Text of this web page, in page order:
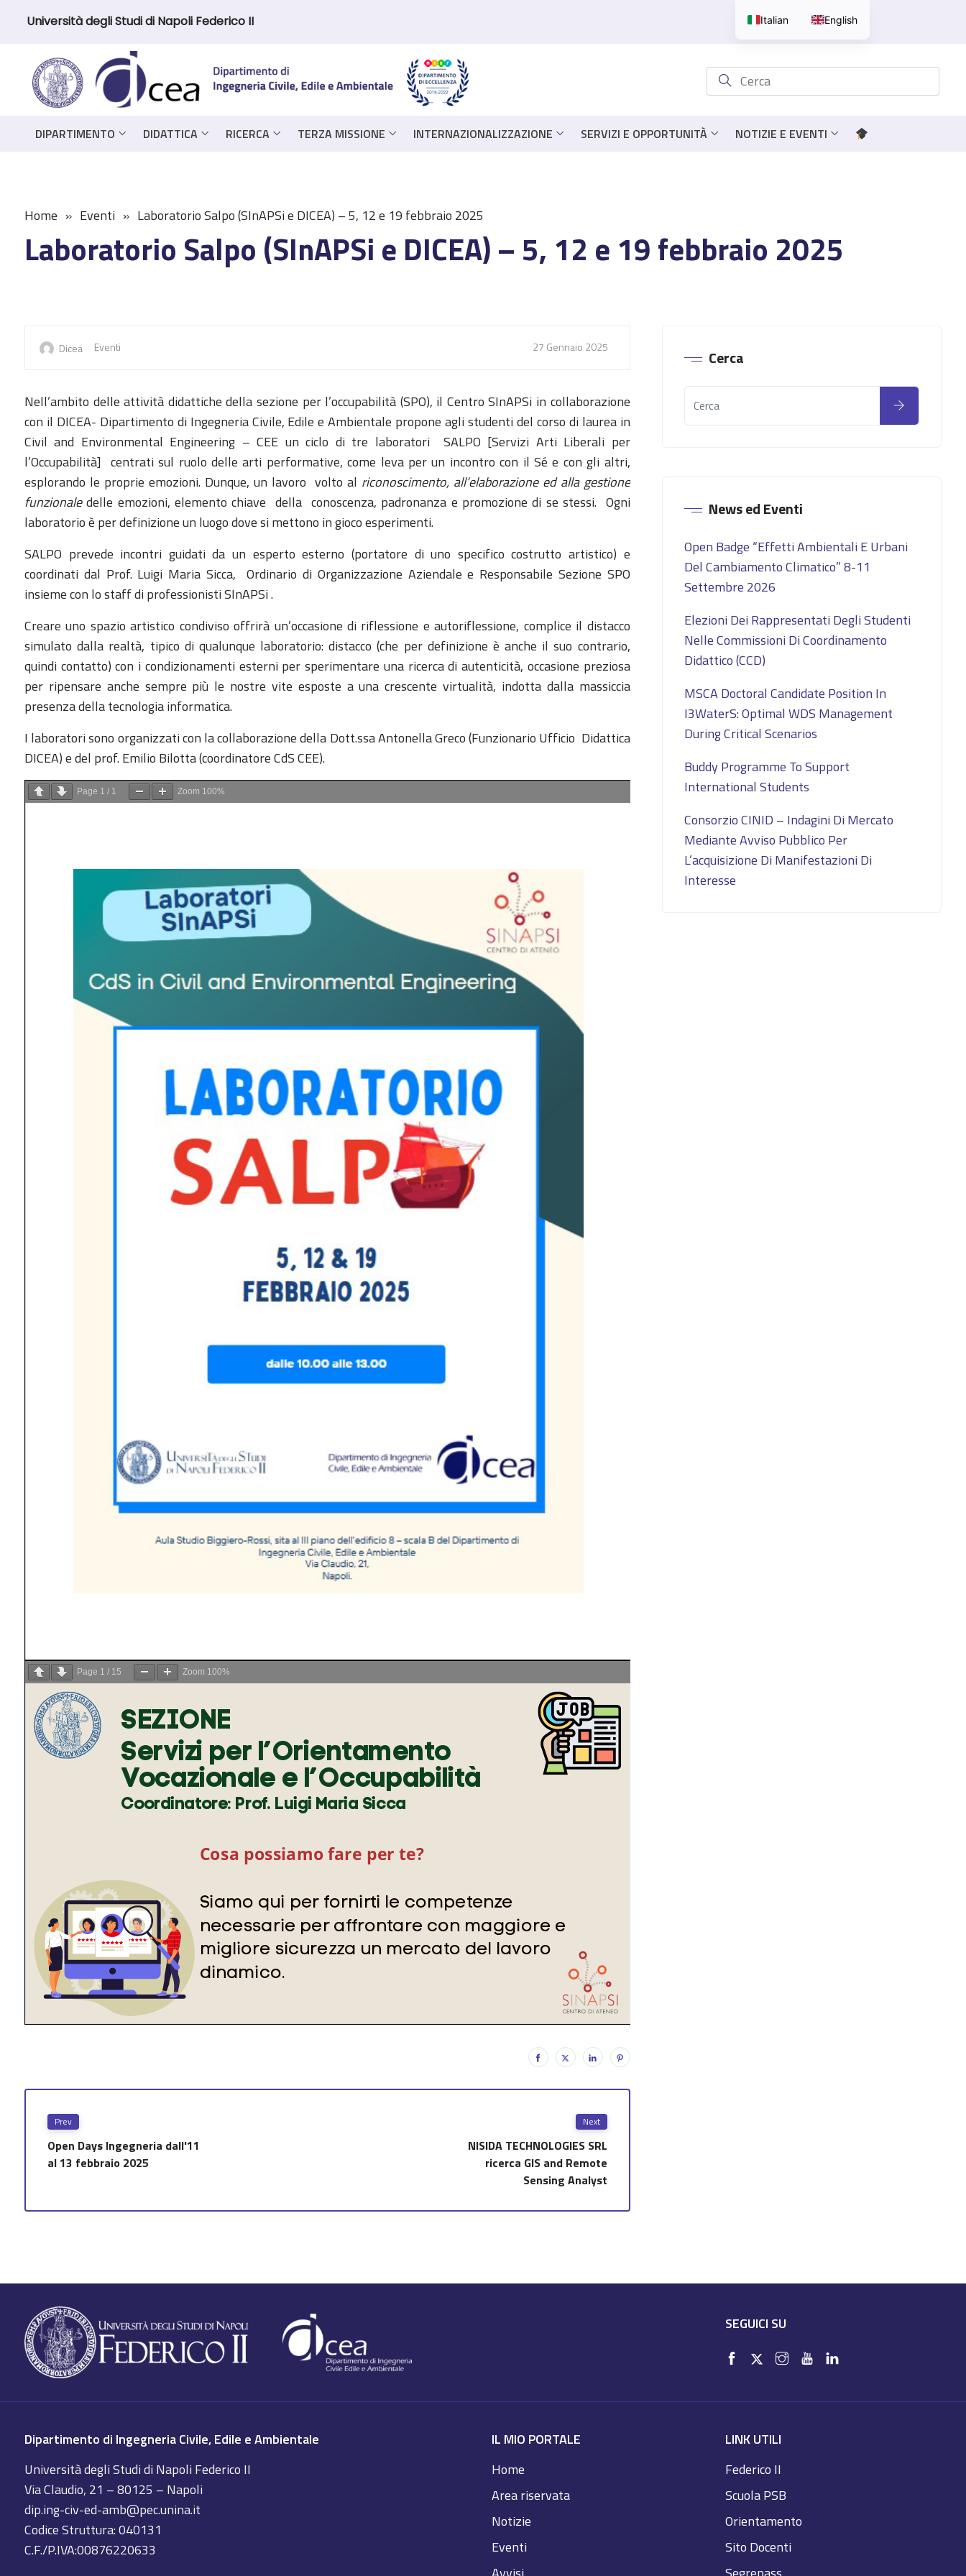
Università degli Studi di Napoli Federico II
DIPARTIMENTO DIDATTICA RICERCA TERZA MISSIONE INTERNAZIONALIZZAZIONE SERVIZI E OPPORTUNITÀ NOTIZIE E EVENTI
Home Eventi Laboratorio Salpo (SInAPSi e DICEA) – 5, 12 e 19 febbraio 2025
Laboratorio Salpo (SInAPSi e DICEA) – 5, 12 e 19 febbraio 2025
Dicea Eventi 27 Gennaio 2025
Nell’ambito delle attività didattiche della sezione per l’occupabilità (SPO), il Centro SInAPSi in collaborazione
con il DICEA- Dipartimento di Ingegneria Civile, Edile e Ambientale propone agli studenti del corso di laurea in
Civil and Environmental Engineering – CEE un ciclo di tre laboratori SALPO [Servizi Arti Liberali per
l’Occupabilità] centrati sul ruolo delle arti performative, come leva per un incontro con il Sé e con gli altri,
esplorando le proprie emozioni. Dunque, un lavoro volto al riconoscimento, all’elaborazione ed alla gestione
funzionaledelle emozioni, elemento chiave della conoscenza, padronanza e promozione di se stessi. Ogni
laboratorio è per definizione un luogo dove si mettono in gioco esperimenti.
SALPO prevede incontri guidati da un esperto esterno (portatore di uno specifico costrutto artistico) e
coordinati dal Prof. Luigi Maria Sicca, Ordinario di Organizzazione Aziendale e Responsabile Sezione SPO
insieme con lo staff di professionisti SInAPSi .
Creare uno spazio artistico condiviso offrirà un’occasione di riflessione e autoriflessione, complice il distacco
simulato dalla realtà, tipico di qualunque laboratorio: distacco (che per definizione è anche il suo contrario,
quindi contatto) con i condizionamenti esterni per sperimentare una ricerca di autenticità, occasione preziosa
per ripensare anche sempre più le nostre vite esposte a una crescente virtualità, indotta dalla massiccia
presenza della tecnologia informatica.
I laboratori sono organizzati con la collaborazione della Dott.ssa Antonella Greco (Funzionario Ufficio Didattica
DICEA) e del prof. Emilio Bilotta (coordinatore CdS CEE).
Page 1 / 1 Zoom 100%
Page 1 / 15 Zoom 100%
Prev
Open Days Ingegneria dall'11
al 13 febbraio 2025
Next
NISIDA TECHNOLOGIES SRL
ricerca GIS and Remote
Sensing Analyst
Cerca
News ed Eventi
Open Badge “Effetti Ambientali E Urbani
Del Cambiamento Climatico” 8-11
Settembre 2026
Elezioni Dei Rappresentati Degli Studenti
Nelle Commissioni Di Coordinamento
Didattico (CCD)
MSCA Doctoral Candidate Position In
I3WaterS: Optimal WDS Management
During Critical Scenarios
Buddy Programme To Support
International Students
Consorzio CINID – Indagini Di Mercato
Mediante Avviso Pubblico Per
L’acquisizione Di Manifestazioni Di
Interesse
SEGUICI SU
Dipartimento di Ingegneria Civile, Edile e Ambientale
Università degli Studi di Napoli Federico II
Via Claudio, 21 – 80125 – Napoli
dip.ing-civ-ed-amb@pec.unina.it
Codice Struttura: 040131
C.F./P.IVA:00876220633
IL MIO PORTALE
Home
Area riservata
Notizie
Eventi
LINK UTILI
Federico II
Scuola PSB
Orientamento
Sito Docenti
Italian English